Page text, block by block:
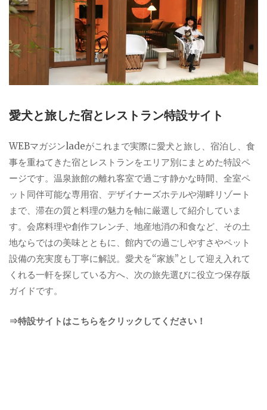
愛犬と旅した宿とレストラン特設サイト
WEBマガジンladeがこれまで実際に愛犬と旅し、宿泊し、食
事を重ねてきた宿とレストランをエリア別にまとめた特設ペ
ージです。温泉旅館の離れ客室で過ごす静かな時間、全室ペ
ット同伴可能な専用宿、デザイナーズホテルや湖畔リゾート
まで、滞在の質と料理の魅力を軸に厳選して紹介していま
す。会席料理や創作フレンチ、地産地消の和食など、その土
地ならではの美味とともに、館内での過ごしやすさやペット
設備の充実度も丁寧に解説。愛犬を“家族”として迎え入れて
くれる一軒を探している方へ、次の旅先選びに役立つ保存版
ガイドです。
⇒特設サイトはこちらをクリックしてください！